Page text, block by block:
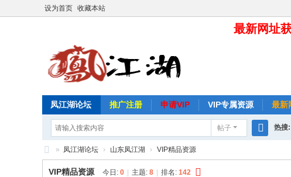
设为首页 收藏本站
最新网址
凤江湖论坛 推广注册 申请VIP VIP专属资源 最新
帖子
索
热搜:
凤
» 凤江湖论坛 › 山东凤江湖 › VIP精品资源
VIP精品资源 今日: 0 主题: 8 排名: 142